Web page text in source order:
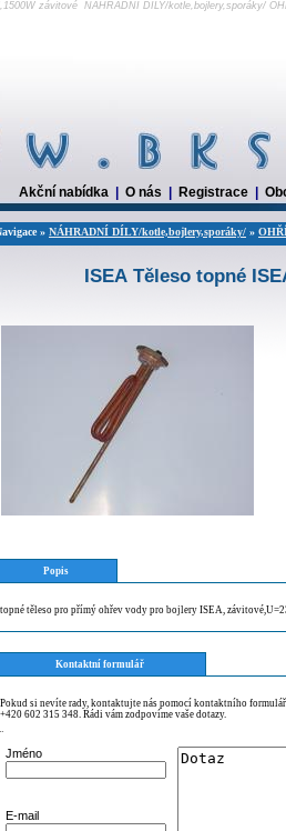
závitové NÁHRADNÍ DÍLY/kotle,bojlery,sporáky/
Akční nabídka O nás Registrace
» NÁHRADNÍ DÍLY/kotle,bojlery,sporáky/ »
ISEA Těleso topné
Popis
topné těleso pro přímý ohřev vody pro bojlery ISEA,
Kontaktní formulář
Pokud si nevíte rady, kontaktujte nás pomocí kontaktního
+420 602 315 348. Rádi vám zodpovíme vaše dotazy.
¨
Jméno
E-mail